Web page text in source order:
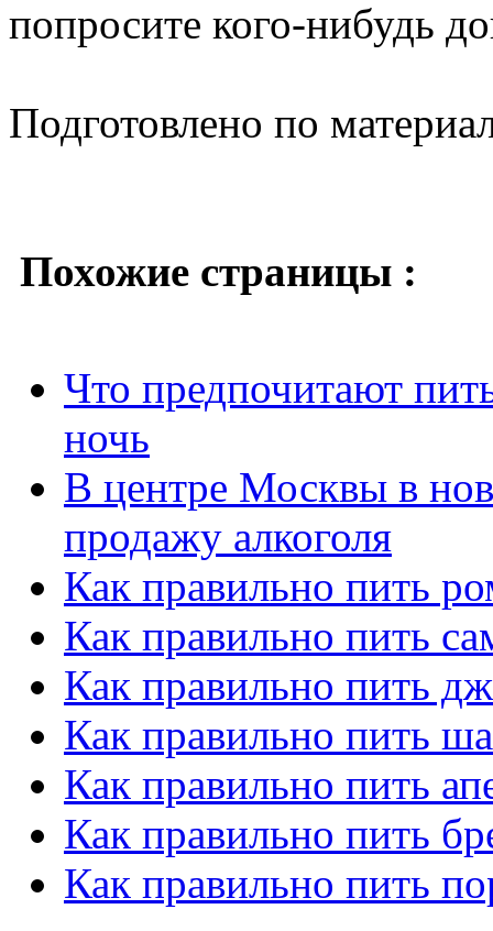
попросите кого-нибудь
Подготовлено по
Похожие страницы :
Что предпочитают
ночь
В центре Москвы в
продажу алкоголя
Как правильно пить
Как правильно пить
Как правильно пить
Как правильно пить
Как правильно пить
Как правильно пить
Как правильно пить